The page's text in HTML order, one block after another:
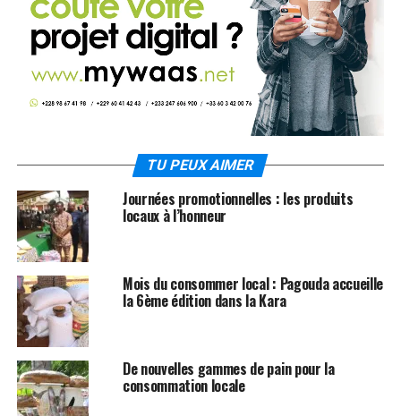
TU PEUX AIMER
Journées promotionnelles : les produits
locaux à l’honneur
Mois du consommer local : Pagouda accueille
la 6ème édition dans la Kara
De nouvelles gammes de pain pour la
consommation locale